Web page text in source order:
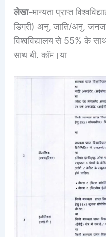
लेखा-मान्यता प्राप्त
डिग्री) अनु. जाति/अनु,
विश्वविद्यालय से 55% के
साथ बी. कॉम।या